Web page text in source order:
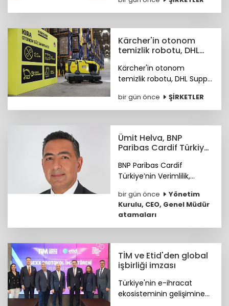
sayfa açıyor.
Kärcher'in otonom
temizlik robotu, DHL
Kärcher'in otonom
temizlik robotu, DHL Supply
göreve başladı.
bir gün önce ŞİRKETLER
Ümit Helva, BNP
Paribas Cardif Türkiye
BNP Paribas Cardif
Türkiye’nin Verimlilik,
Operasyondan Sorumlu
Genel Müdür Yardımcılığı
görevine Ümit Helva
atandı.
bir gün önce
Yönetim
Kurulu, CEO, Genel Müdür
atamaları
TİM ve Etid'den global
işbirliği imzası
Türkiye'nin e-ihracat
ekosisteminin gelişimine